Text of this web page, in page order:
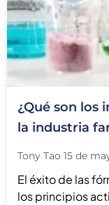
¿Qué son los
la industria
Tony Tao 15 de
El éxito de las
los principios